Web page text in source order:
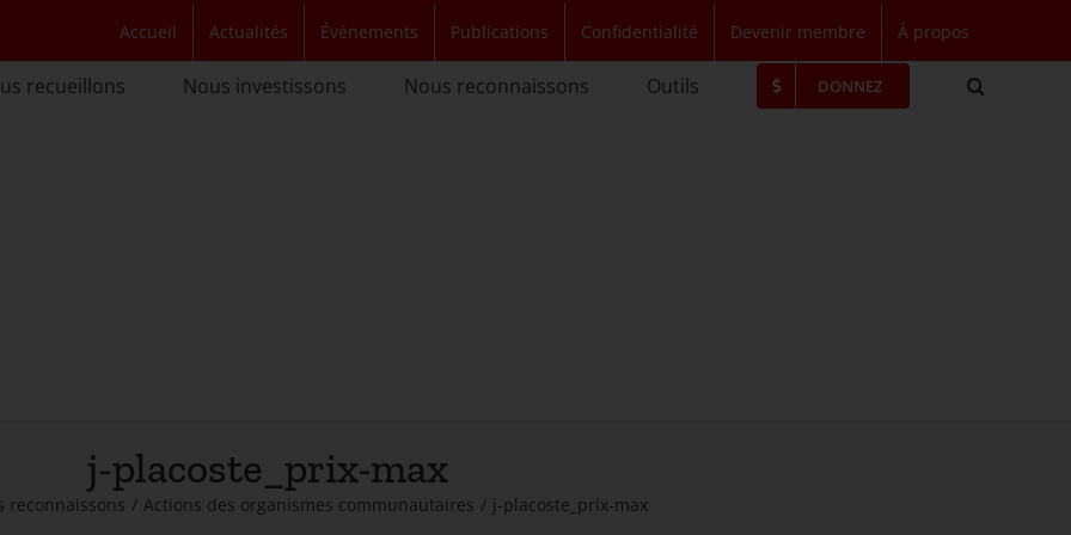
Accueil Actualités Événements Publications Confidentialité Devenir membre À propos
recueillons Nous investissons Nous reconnaissons Outils DONNEZ
j-placoste_prix-max
reconnaissons / Actions des organismes communautaires / j-placoste_prix-max